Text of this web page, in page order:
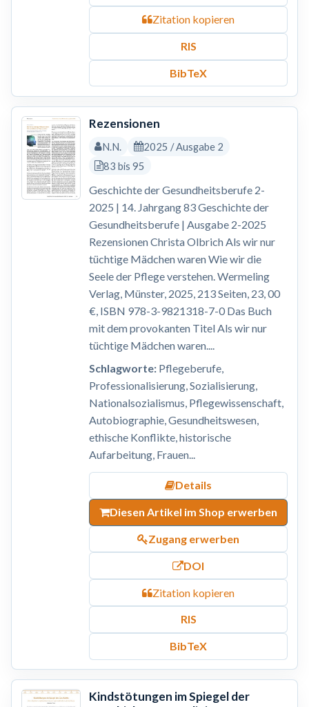
Zitation kopieren
RIS
BibTeX
Rezensionen
N.N.
2025 / Ausgabe 2
83 bis 95
Geschichte der Gesundheitsberufe 2-
2025 | 14. Jahrgang 83 Geschichte der
Gesundheitsberufe | Ausgabe 2-2025
Rezensionen Christa Olbrich Als wir nur
tüchtige Mädchen waren Wie wir die
Seele der Pflege verstehen. Wermeling
Verlag, Münster, 2025, 213 Seiten, 23, 00
€, ISBN 978-3-9821318-7-0 Das Buch
mit dem provokanten Titel Als wir nur
tüchtige Mädchen waren....
Schlagworte:Pflegeberufe,
Professionalisierung, Sozialisierung,
Nationalsozialismus, Pflegewissenschaft,
Autobiographie, Gesundheitswesen,
ethische Konflikte, historische
Aufarbeitung, Frauen...
Details
Diesen Artikel im Shop erwerben
Zugang erwerben
DOI
Zitation kopieren
RIS
BibTeX
Kindstötungen im Spiegel der